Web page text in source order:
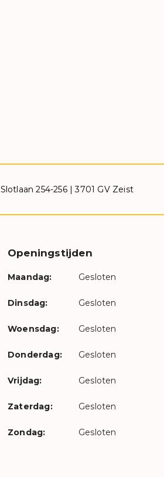
Slotlaan 254-256 | 3701 GV Zeist
Openingstijden
Maandag: Gesloten
Dinsdag: Gesloten
Woensdag: Gesloten
Donderdag: Gesloten
Vrijdag: Gesloten
Zaterdag: Gesloten
Zondag: Gesloten